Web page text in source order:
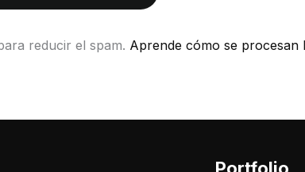
reducir el spam. Aprende cómo se procesan